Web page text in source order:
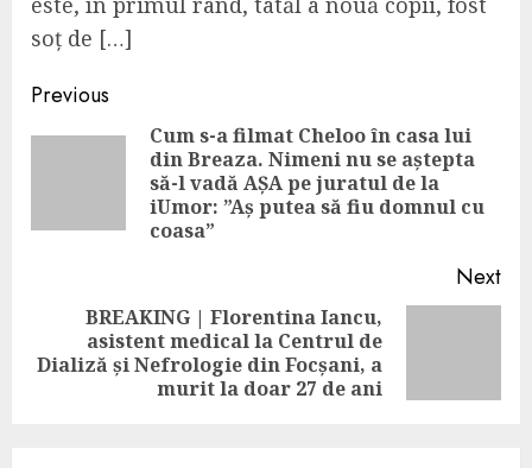
soț de […]
Continue
Reading
Previous
Cum s-a filmat Cheloo în casa lui
din Breaza. Nimeni nu se aștepta
să-l vadă AȘA pe juratul de la
iUmor: ”Aș putea să fiu domnul cu
coasa”
Next
post:
BREAKING | Florentina Iancu,
asistent medical la Centrul de
Dializă și Nefrologie din Focșani, a
murit la doar 27 de ani